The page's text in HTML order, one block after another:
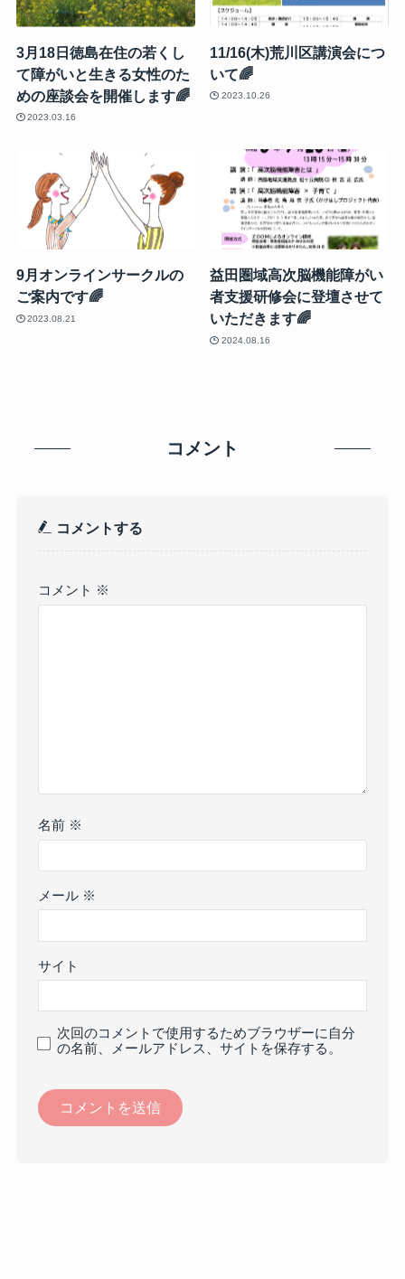
3月18日徳島在住の若くし
て障がいと生きる女性のた
めの座談会を開催します🌈
2023.03.16
11/16(木)荒川区講演会につ
いて🌈
2023.10.26
9月オンラインサークルの
ご案内です🌈
2023.08.21
益田圏域高次脳機能障がい
者支援研修会に登壇させて
いただきます🌈
2024.08.16
コメント
コメントする
コメント ※
名前 ※
メール ※
サイト
次回のコメントで使用するためブラウザーに自分
の名前、メールアドレス、サイトを保存する。